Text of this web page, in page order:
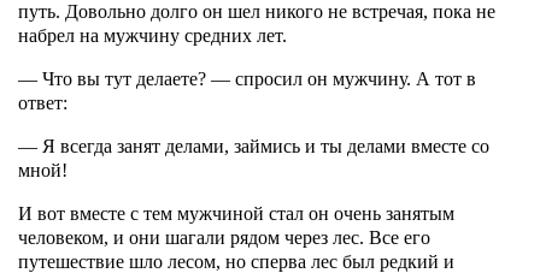
путь. Довольно долго он шел никого не встречая, пока не
набрел на мужчину средних лет.
— Что вы тут делаете? — спросил он мужчину. А тот в
ответ:
— Я всегда занят делами, займись и ты делами вместе со
мной!
И вот вместе с тем мужчиной стал он очень занятым
человеком, и они шагали рядом через лес. Все его
путешествие шло лесом, но сперва лес был редкий и